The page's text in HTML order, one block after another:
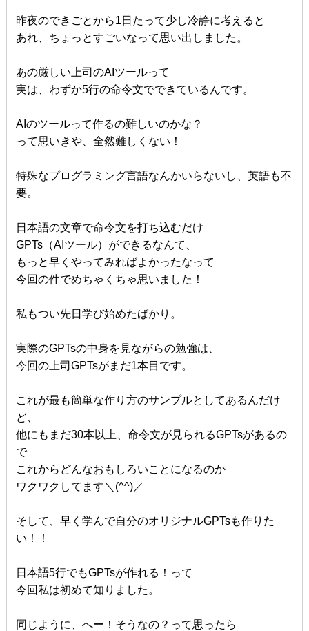
昨夜のできごとから1日たって少し冷静に考えると
あれ、ちょっとすごいなって思い出しました。
あの厳しい上司のAIツールって
実は、わずか5行の命令文でできているんです。
AIのツールって作るの難しいのかな？
って思いきや、全然難しくない！
特殊なプログラミング言語なんかいらないし、英語も不
要。
日本語の文章で命令文を打ち込むだけ
GPTs（AIツール）ができるなんて、
もっと早くやってみればよかったなって
今回の件でめちゃくちゃ思いました！
私もつい先日学び始めたばかり。
実際のGPTsの中身を見ながらの勉強は、
今回の上司GPTsがまだ1本目です。
これが最も簡単な作り方のサンプルとしてあるんだけ
ど、
他にもまだ30本以上、命令文が見られるGPTsがあるの
で
これからどんなおもしろいことになるのか
ワクワクしてます＼(^^)／
そして、早く学んで自分のオリジナルGPTsも作りた
い！！
日本語5行でもGPTsが作れる！って
今回私は初めて知りました。
同じように、へー！そうなの？って思ったら